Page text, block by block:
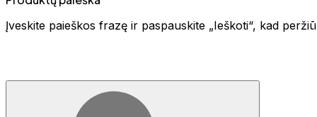
Įveskite paieškos frazę ir paspauskite „Ieškoti“, kad